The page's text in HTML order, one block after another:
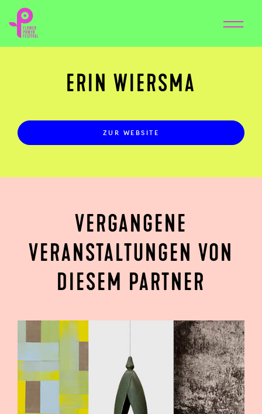
ERIN WIERSMA
ZUR WEBSITE
VERGANGENE
VERANSTALTUNGEN VON
DIESEM PARTNER